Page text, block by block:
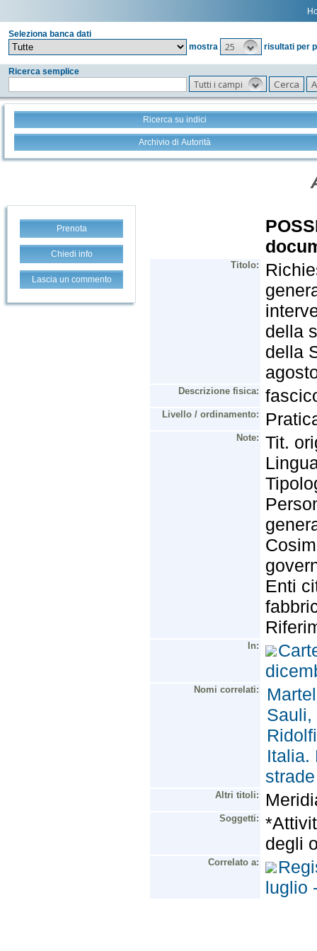
Seleziona banca dati
mostra
25 risultati per
Ricerca semplice
Tutti i campi
Ricerca su indici
Archivio di Autorità
Prenota
Chiedi info
Lascia un commento